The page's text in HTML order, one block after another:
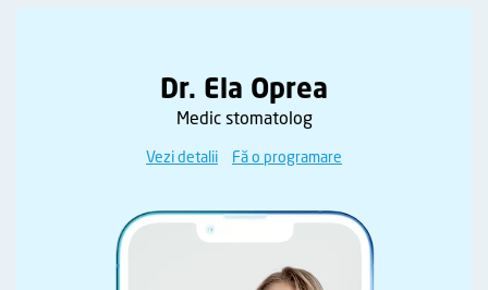
Dr. Ela Oprea
Medic stomatolog
Vezi detalii Fă o programare